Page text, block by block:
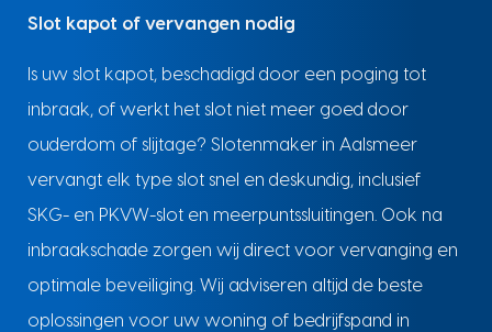
Slot kapot of vervangen nodig
Is uw slot kapot, beschadigd door een poging tot
inbraak, of werkt het slot niet meer goed door
ouderdom of slijtage? Slotenmaker in Aalsmeer
vervangt elk type slot snel en deskundig, inclusief
SKG- en PKVW-slot en meerpuntssluitingen. Ook na
inbraakschade zorgen wij direct voor vervanging en
optimale beveiliging. Wij adviseren altijd de beste
oplossingen voor uw woning of bedrijfspand in